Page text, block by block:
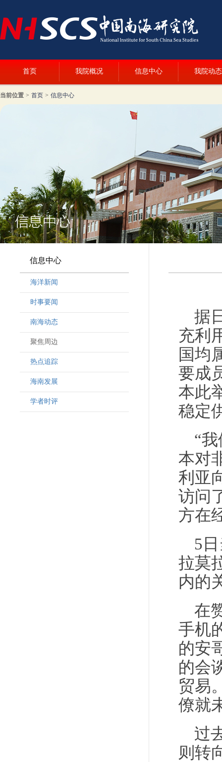
首页 我院概况 信息中心 我院动态
当前位置 > 首页 > 信息中心
信息中心
海洋新闻
时事要闻
南海动态
聚焦周边
热点追踪
海南发展
学者时评
据
充利
国均
要成
本此
稳定
“
本对
利亚
访问
方在
5
拉莫
内的
在
手机
的安
的会
贸易
僚就
过
则转